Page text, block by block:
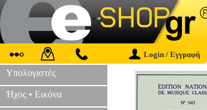
Login / Εγγραφή
Υπολογιστές
Ήχος • Εικόνα